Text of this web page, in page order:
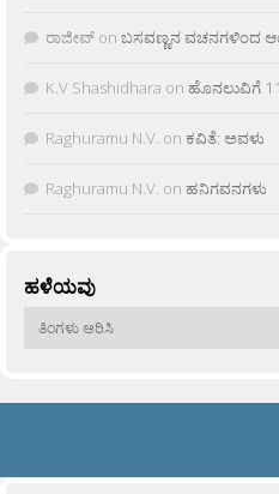
ರಾಜೀವ್ on ಬಸವಣ್ಣನ ವಚನಗಳಿಂದ
K.V Shashidhara on ಹೊನಲುವಿಗೆ
Raghuramu N.V. on ಕವಿತೆ: ಅವಳು
Raghuramu N.V. on ಹನಿಗವನಗಳು
ಹಳೆಯವು
ಹಳೆಯವು